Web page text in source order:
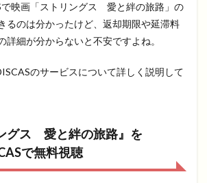
で映画「ストリングス 愛と絆の旅路」の
るのは分かったけど、返却期限や延滞料
詳細が分からないと不安ですよね。
のサービスについて詳しく説明して
グス 愛と絆の旅路』を
で無料視聴